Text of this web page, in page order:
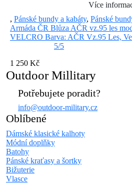
Více
, Pánské bundy a kabáty, Pánské
Armáda ČR Blůza AČR vz.95 les
VELCRO Barva: AČR Vz.95 Les,
5/5
1 250 Kč
Outdoor Millitary
Potřebujete poradit?
info@outdoor-military.cz
Oblíbené
Dámské klasické kalhoty
Módní doplňky
Batohy
Pánské kraťasy a šortky
Bižuterie
Vlasce